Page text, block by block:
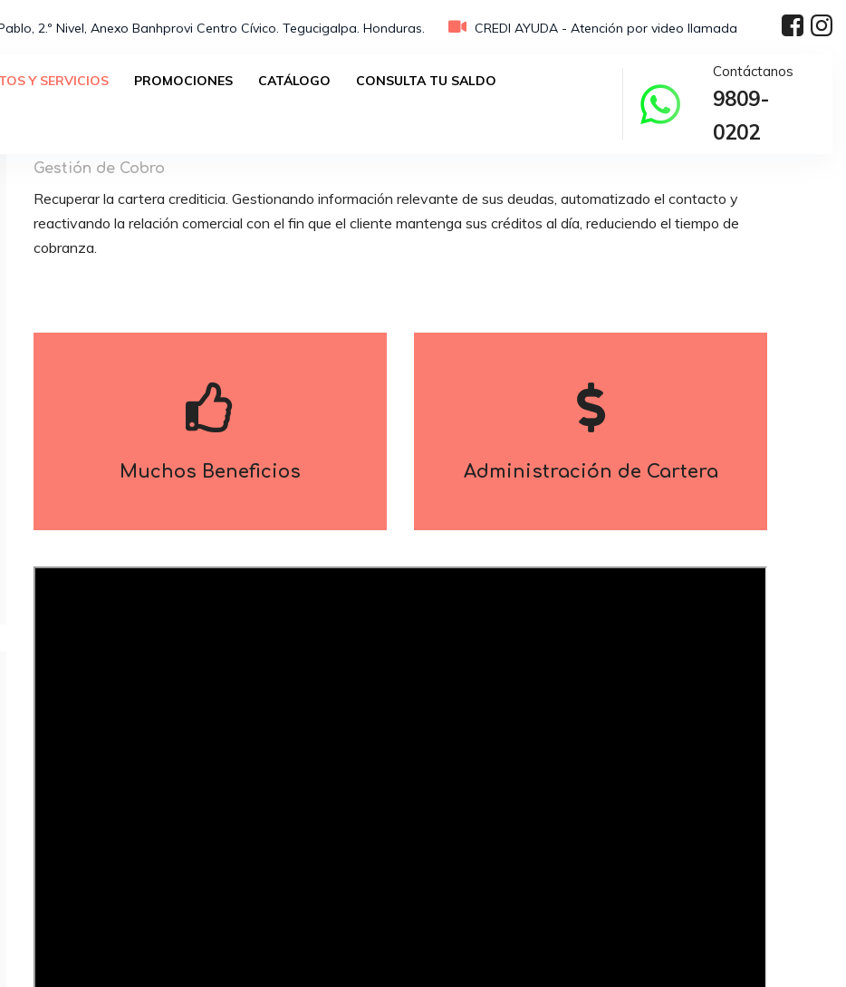
2.º Nivel, Anexo Banhprovi Centro Cívico. Tegucigalpa. Honduras.⁣ CREDI AYUDA - Atención por video llamada
Y SERVICIOS PROMOCIONES CATÁLOGO CONSULTA TU SALDO
Contáctanos
9809-
0202
Gestión de Cobro
Recuperar la cartera crediticia. Gestionando información relevante de sus deudas, automatizado el contacto y
reactivando la relación comercial con el fin que el cliente mantenga sus créditos al día, reduciendo el tiempo de
cobranza.
Muchos Beneficios Administración de Cartera